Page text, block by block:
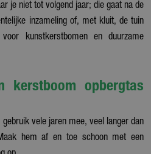
je niet tot volgend jaar; die gaat na de
inzameling of, met kluit, de tuin
kunstkerstbomen en duurzame
kerstboom opbergtas
vele jaren mee, veel langer dan
hem af en toe schoon met een